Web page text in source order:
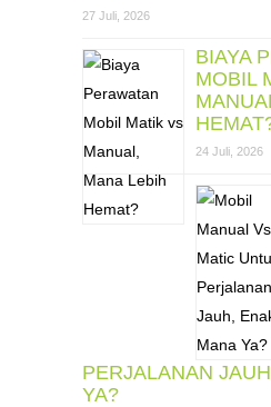
27 Juli, 2026
BIAYA
MOBIL
24 Juli, 2026
PERJALANAN
YA?